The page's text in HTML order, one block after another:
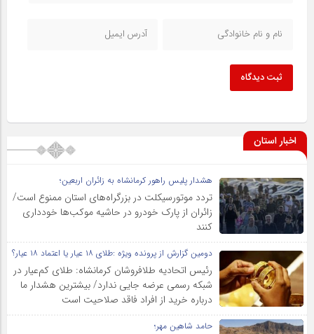
ثبت دیدگاه
اخبار استان
هشدار پلیس راهور کرمانشاه به زائران اربعین؛
تردد موتورسیکلت در بزرگراه‌های استان ممنوع است/
زائران از پارک خودرو در حاشیه موکب‌ها خودداری
کنند
دومین گزارش از پرونده ویژه :طلای ۱۸ عیار یا اعتماد ۱۸ عیار؟
رئیس اتحادیه طلافروشان کرمانشاه: طلای کم‌عیار در
شبکه رسمی عرضه جایی ندارد/ بیشترین هشدار ما
درباره خرید از افراد فاقد صلاحیت است
حامد شاهین مهر؛